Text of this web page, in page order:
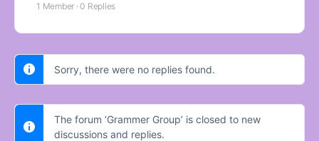
1 Member · 0 Replies
Sorry, there were no replies found.
The forum ‘Grammer Group’ is closed to new
discussions and replies.